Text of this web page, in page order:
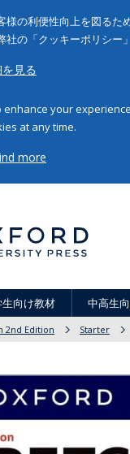
様の利便性向上を図る
社の「クッキーポリシー
見る
enhance your
at any time.
more
向け教材 中高生
2nd Edition Starter